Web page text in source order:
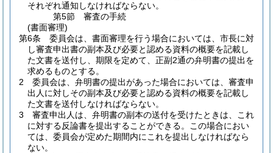
それぞれ通知しなければならない。
第5節
審査の手続
(書面審理)
第6条
委員会は、書面審理を行う場合においては、市長に対
し審査申出書の副本及び必要と認める資料の概要を記載し
た文書を送付し、期限を定めて、正副2通の弁明書の提出を
求めるものとする。
2
委員会は、弁明書の提出があった場合においては、審査申
出人に対しその副本及び必要と認める資料の概要を記載し
た文書を送付しなければならない。
3
審査申出人は、弁明書の副本の送付を受けたときは、これ
に対する反論書を提出することができる。
この場合におい
ては、委員会が定めた期間内にこれを提出しなければなら
ない。